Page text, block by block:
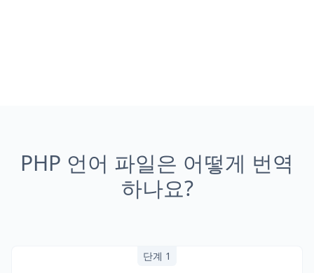
PHP 언어 파일은 어떻게 번역
하나요?
단계 1